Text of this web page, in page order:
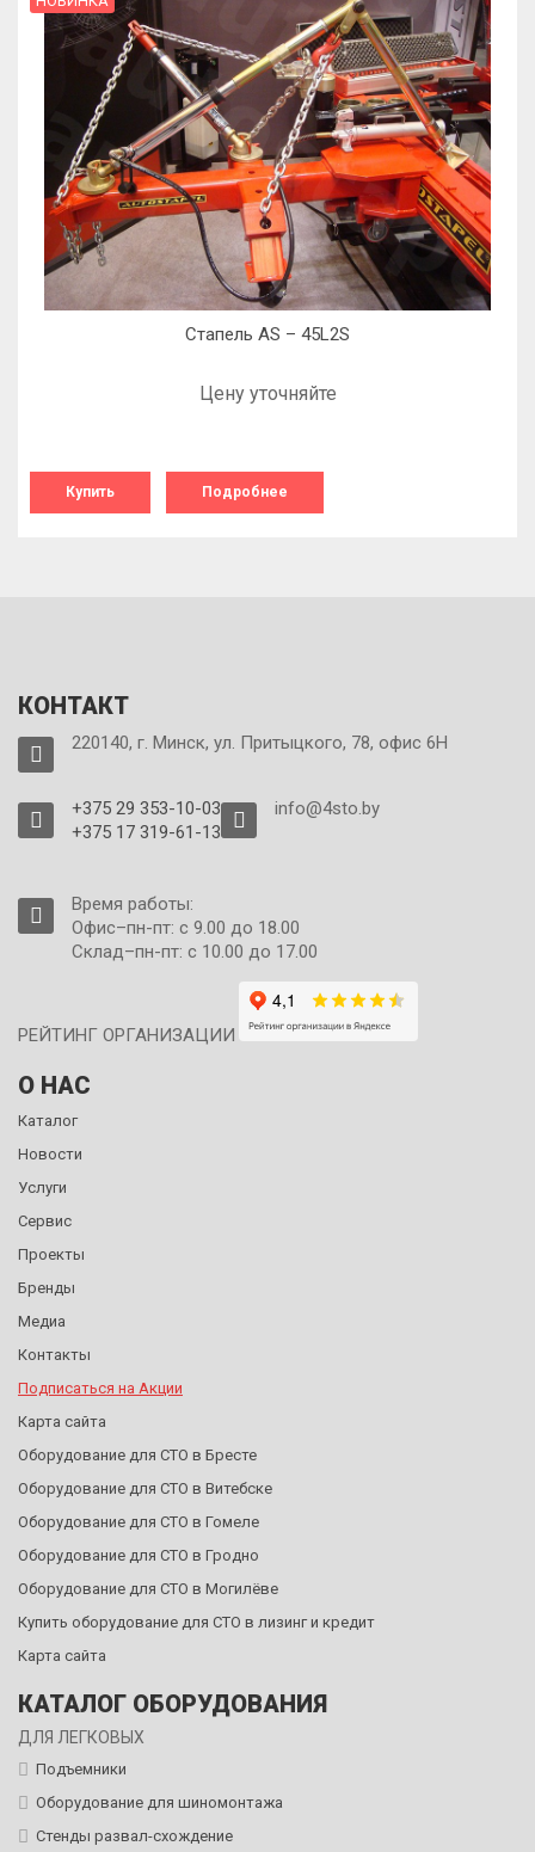
Стапель AS – 45L2S
Цену уточняйте
Купить Подробнее
КОНТАКТ
220140, г. Минск, ул. Притыцкого, 78, офис 6Н
+375 29 353-10-03
+375 17 319-61-13
info@4sto.by
Время работы:
Офис–пн-пт: с 9.00 до 18.00
Склад–пн-пт: с 10.00 до 17.00
РЕЙТИНГ ОРГАНИЗАЦИИ
О НАС
Каталог
Новости
Услуги
Сервис
Проекты
Бренды
Медиа
Контакты
Подписаться на Акции
Карта сайта
Оборудование для СТО в Бресте
Оборудование для СТО в Витебске
Оборудование для СТО в Гомеле
Оборудование для СТО в Гродно
Оборудование для СТО в Могилёве
Купить оборудование для СТО в лизинг и кредит
Карта сайта
КАТАЛОГ ОБОРУДОВАНИЯ
ДЛЯ ЛЕГКОВЫХ
Подъемники
Оборудование для шиномонтажа
Стенды развал-схождение